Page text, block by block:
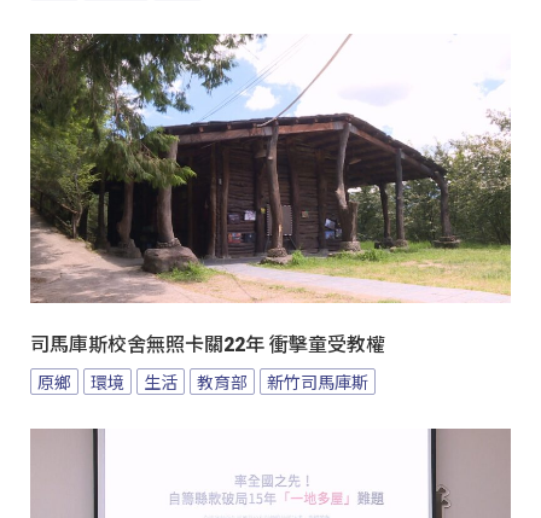
司馬庫斯校舍無照卡關22年 衝擊童受教權
原鄉 環境 生活 教育部 新竹司馬庫斯